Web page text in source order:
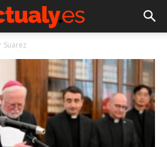
Suarez